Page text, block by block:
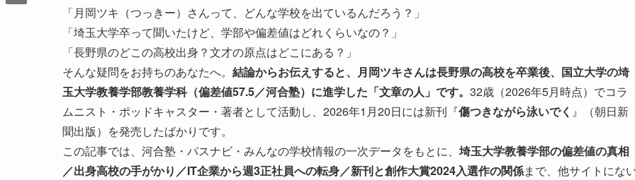
「月岡ツキ（つっきー）さんって、どんな学校を出ているんだろう？」
「埼玉大学卒って聞いたけど、学部や偏差値はどれくらいなの？」
「長野県のどこの高校出身？文才の原点はどこにある？」
そんな疑問をお持ちのあなたへ。 結論からお伝えすると、月岡ツキさんは長野県の高校を卒業後、国立大学の埼
玉大学教養学部教養学科（偏差値57.5／河合塾）に進学した「文章の人」です。 32歳（2026年5月時点）でコラ
ムニスト・ポッドキャスター・著者として活動し、2026年1月20日には新刊『傷つきながら泳いでく 』（朝日新
聞出版）を発売したばかりです。
この記事では、河合塾・パスナビ・みんなの学校情報の一次データをもとに、 埼玉大学教養学部の偏差値の真相
／出身高校の手がかり／IT企業から週3正社員への転身／新刊と創作大賞2024入選作の関係まで、他サイトにな